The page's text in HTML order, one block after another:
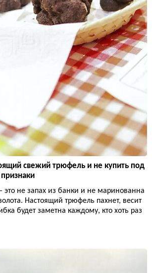
свежий трюфель и не купить под
не запах из банки и не маринованна
Настоящий трюфель пахнет, весит
будет заметна каждому, кто хоть раз